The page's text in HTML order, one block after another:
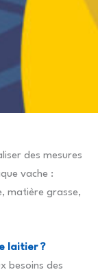
des mesures
vache :
matière grasse,
laitier ?
besoins des